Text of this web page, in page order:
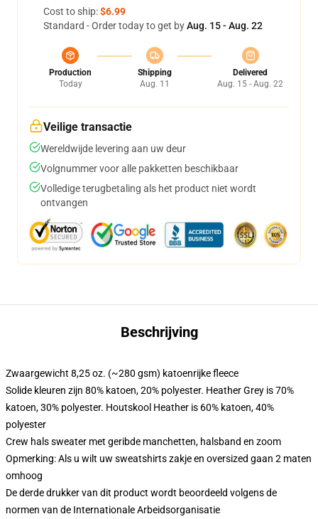
Cost to ship:$6.99
Standard - Order today to get byAug. 15 - Aug. 22
Production
Today
Shipping
Aug. 11
Delivered
Aug. 15 - Aug. 22
Veilige transactie
Wereldwijde levering aan uw deur
Volgnummer voor alle pakketten beschikbaar
Volledige terugbetaling als het product niet wordt
ontvangen
Beschrijving
Zwaargewicht 8,25 oz. (~280 gsm) katoenrijke fleece
Solide kleuren zijn 80% katoen, 20% polyester. Heather Grey is 70%
katoen, 30% polyester. Houtskool Heather is 60% katoen, 40%
polyester
Crew hals sweater met geribde manchetten, halsband en zoom
Opmerking: Als u wilt uw sweatshirts zakje en oversized gaan 2 maten
omhoog
De derde drukker van dit product wordt beoordeeld volgens de
normen van de Internationale Arbeidsorganisatie